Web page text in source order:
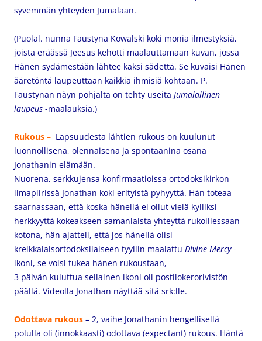
syvemmän yhteyden Jumalaan.
(Puolal. nunna Faustyna Kowalski koki monia ilmestyksiä,
joista eräässä Jeesus kehotti maalauttamaan kuvan, jossa
Hänen sydämestään lähtee kaksi sädettä. Se kuvaisi Hänen
ääretöntä laupeuttaan kaikkia ihmisiä kohtaan. P.
Faustynan näyn pohjalta on tehty useita Jumalallinen
laupeus -maalauksia.)
Rukous – Lapsuudesta lähtien rukous on kuulunut
luonnollisena, olennaisena ja spontaanina osana
Jonathanin elämään.
Nuorena, serkkujensa konfirmaatioissa ortodoksikirkon
ilmapiirissä Jonathan koki erityistä pyhyyttä. Hän toteaa
saarnassaan, että koska hänellä ei ollut vielä kylliksi
herkkyyttä kokeakseen samanlaista yhteyttä rukoillessaan
kotona, hän ajatteli, että jos hänellä olisi
kreikkalaisortodoksilaiseen tyyliin maalattu Divine Mercy-
ikoni, se voisi tukea hänen rukoustaan,
3 päivän kuluttua sellainen ikoni oli postilokerorivistön
päällä. Videolla Jonathan näyttää sitä srk:lle.
Odottava rukous – 2, vaihe Jonathanin hengellisellä
polulla oli (innokkaasti) odottava (expectant) rukous. Häntä